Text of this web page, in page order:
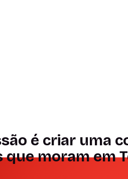
é criar uma
que moram em